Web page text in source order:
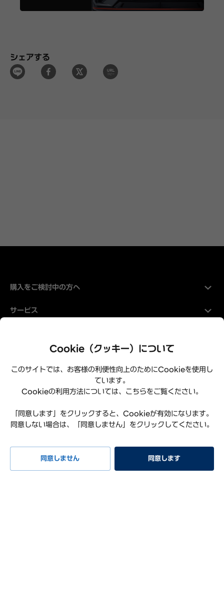
シェアする
購入をご検討中の方へ
サービス
プライバシーポリシー
利用規約
よくある質問
リコール情報
お問い合わせ
Cookie（クッキー）について
このサイトでは、お客様の利便性向上のためにCookieを使用し
ています。
Cookieの利用方法については、こちらをご覧ください。
「同意します」をクリックすると、Cookieが有効になります。
同意しない場合は、「同意しません」をクリックしてください。
同意しません 同意します